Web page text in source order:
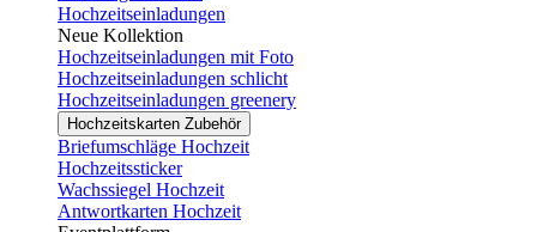
Hochzeitseinladungen
Neue Kollektion
Hochzeitseinladungen mit Foto
Hochzeitseinladungen schlicht
Hochzeitseinladungen greenery
Hochzeitskarten Zubehör
Briefumschläge Hochzeit
Hochzeitssticker
Wachssiegel Hochzeit
Antwortkarten Hochzeit